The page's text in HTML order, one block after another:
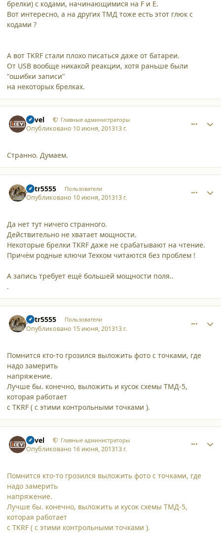
брелки) с кодами, начинающимися на F и Е.
Вот интересно, а на других ТМД тоже есть этот глюк с
кодами ?
А вот TKRF стали плохо писаться даже от батареи.
От USB вообще никакой реакции, хотя раньше были
"ошибки записи"
на некоторых брелках.
Pavel Главные администраторы
Опубликовано 10 июня, 201313 г.
Странно. Думаем.
petr5555 Пользователи
Опубликовано 10 июня, 201313 г.
Да нет тут ничего странного.
Действительно не хватает мощности.
Некоторые брелки TKRF даже не срабатывают на чтение.
Причём родные ключи Техком читаются без проблем !
А запись требует ещё большей мощности поля..
.
petr5555 Пользователи
Опубликовано 15 июня, 201313 г.
Помнится кто-то грозился выложить фото с точками, где
надо замерить
напряжение.
Лучше бы. конечно, выложить и кусок схемы ТМД-5,
которая работает
с TKRF ( с этими контрольными точками ).
Pavel Главные администраторы
Опубликовано 16 июня, 201313 г.
Помнится кто-то грозился выложить фото с точками, где
надо замерить
напряжение.
Лучше бы. конечно, выложить и кусок схемы ТМД-5,
которая работает
с TKRF ( с этими контрольными точками ).